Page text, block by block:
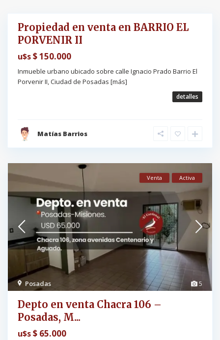
Propiedad en venta en BARRIO EL
PORVENIR II
u$s$ 150.000
Inmueble urbano ubicado sobre calle Ignacio Prado Barrio El
Porvenir II, Ciudad de Posadas [más]
detalles
Matías Barrios
5
Posadas
Venta Activa
Depto en venta Chacra 106 –
Posadas, M...
u$s$ 65.000